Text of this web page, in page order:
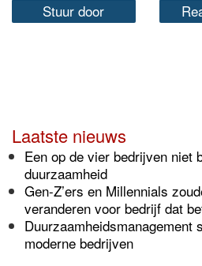
Stuur door
Laatste nieuws
Een op de vier bedrijven niet
duurzaamheid
Gen-Z’ers en Millennials
veranderen voor bedrijf dat
Duurzaamheidsmanagement
moderne bedrijven